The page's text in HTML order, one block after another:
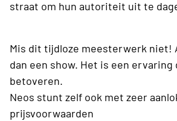
straat om hun autoriteit uit te
Mis dit tijdloze meesterwerk niet!
dan een show. Het is een ervaring
betoveren.
Neos stunt zelf ook met zeer
prijsvoorwaarden